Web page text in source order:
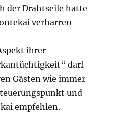
der Drahtseile hatte
verharren
ihrer
darf
Gästen wie immer
und
empfehlen.